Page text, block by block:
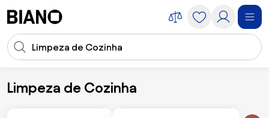
Entrada de pesquisa
Limpeza de Cozinha
Cozinha Limpeza de Cozinha